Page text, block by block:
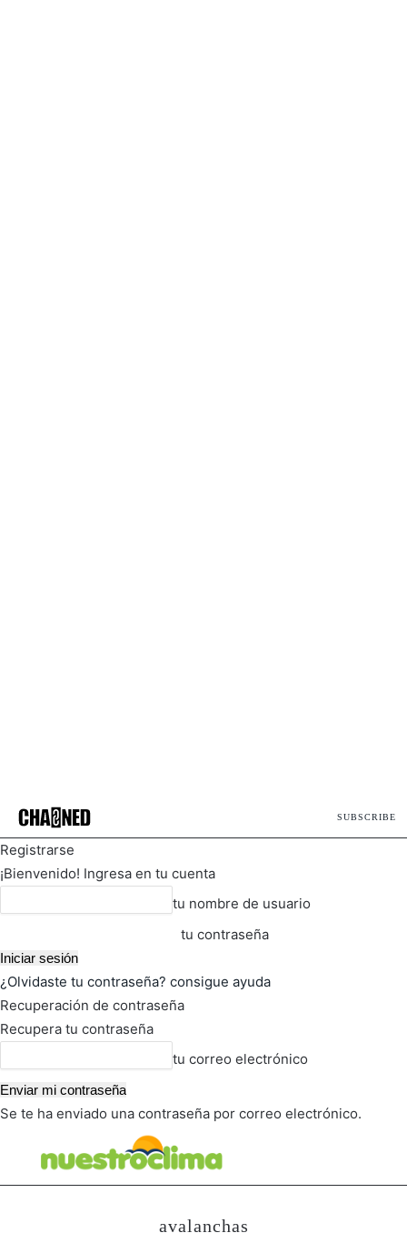
SUBSCRIBE
Registrarse
¡Bienvenido! Ingresa en tu cuenta
tu nombre de usuario
tu contraseña
¿Olvidaste tu contraseña? consigue ayuda
Recuperación de contraseña
Recupera tu contraseña
tu correo electrónico
Se te ha enviado una contraseña por correo electrónico.
avalanchas